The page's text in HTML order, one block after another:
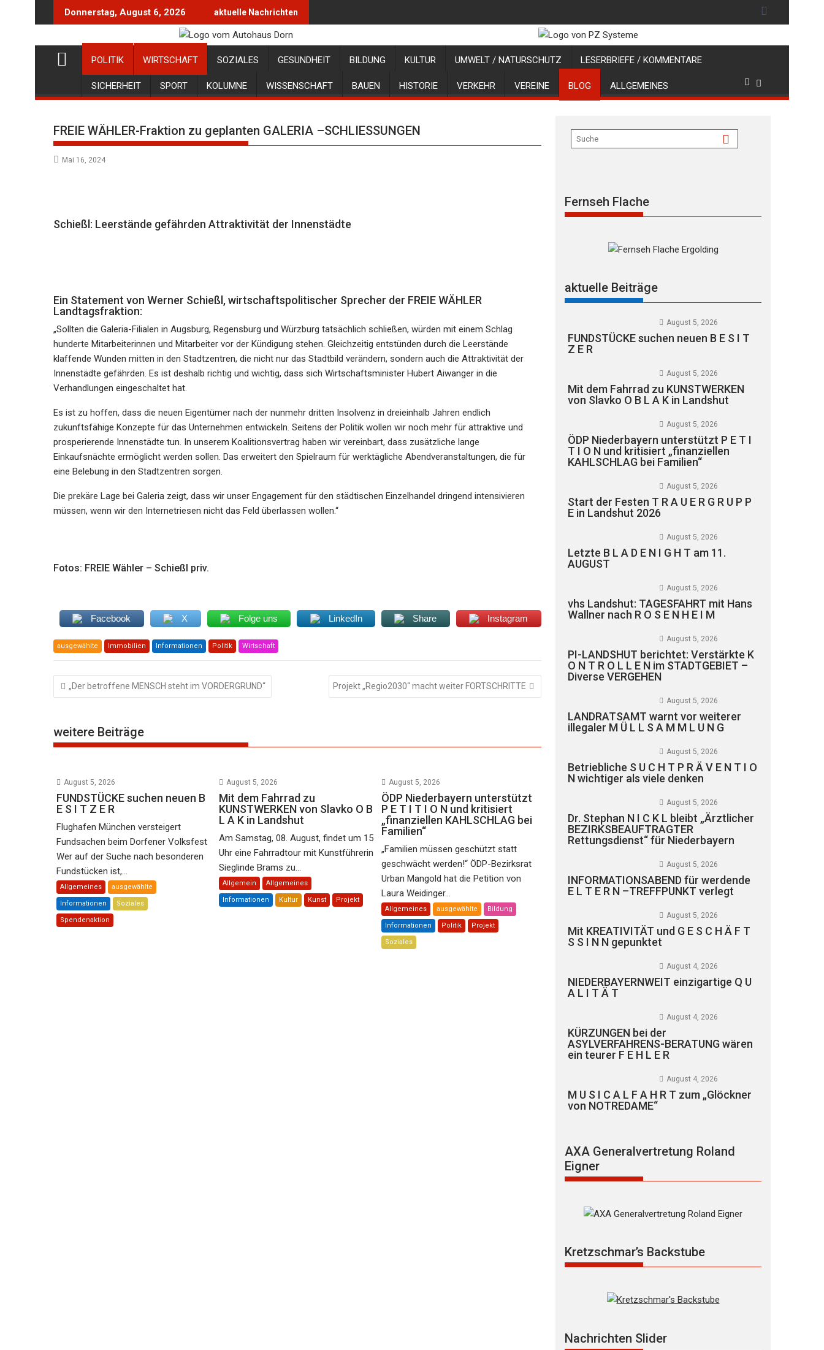
Donnerstag, August 6, 2026 aktuelle Nachrichten
POLITIK WIRTSCHAFT SOZIALES GESUNDHEIT BILDUNG KULTUR UMWELT / NATURSCHUTZ LESERBRIEFE / KOMMENTARE
SICHERHEIT SPORT KOLUMNE WISSENSCHAFT BAUEN HISTORIE VERKEHR VEREINE BLOG ALLGEMEINES
FREIE WÄHLER-Fraktion zu geplanten GALERIA –SCHLIESSUNGEN
Mai 16, 2024
Schießl: Leerstände gefährden Attraktivität der Innenstädte
Ein Statement von Werner Schießl, wirtschaftspolitischer Sprecher der FREIE WÄHLER
Landtagsfraktion:
„Sollten die Galeria-Filialen in Augsburg, Regensburg und Würzburg tatsächlich schließen, würden mit einem Schlag
hunderte Mitarbeiterinnen und Mitarbeiter vor der Kündigung stehen. Gleichzeitig entstünden durch die Leerstände
klaffende Wunden mitten in den Stadtzentren, die nicht nur das Stadtbild verändern, sondern auch die Attraktivität der
Innenstädte gefährden. Es ist deshalb richtig und wichtig, dass sich Wirtschaftsminister Hubert Aiwanger in die
Verhandlungen eingeschaltet hat.
Es ist zu hoffen, dass die neuen Eigentümer nach der nunmehr dritten Insolvenz in dreieinhalb Jahren endlich
zukunftsfähige Konzepte für das Unternehmen entwickeln. Seitens der Politik wollen wir noch mehr für attraktive und
prosperierende Innenstädte tun. In unserem Koalitionsvertrag haben wir vereinbart, dass zusätzliche lange
Einkaufsnächte ermöglicht werden sollen. Das erweitert den Spielraum für werktägliche Abendveranstaltungen, die für
eine Belebung in den Stadtzentren sorgen.
Die prekäre Lage bei Galeria zeigt, dass wir unser Engagement für den städtischen Einzelhandel dringend intensivieren
müssen, wenn wir den Internetriesen nicht das Feld überlassen wollen.“
Fotos: FREIE Wähler – Schießl priv.
Facebook X Folge uns LinkedIn Share Instagram
ausgewählte Immobilien Informationen Politik Wirtschaft
Beitragsnavigation
„Der betroffene MENSCH steht im VORDERGRUND“ Projekt „Regio2030“ macht weiter FORTSCHRITTE
weitere Beiträge
August 5, 2026
FUNDSTÜCKE suchen neuen B
E S I T Z E R
Flughafen München versteigert
Fundsachen beim Dorfener Volksfest
Wer auf der Suche nach besonderen
Fundstücken ist,...
Allgemeines ausgewählte
Informationen Soziales
Spendenaktion
August 5, 2026
Mit dem Fahrrad zu
KUNSTWERKEN von Slavko O B
L A K in Landshut
Am Samstag, 08. August, findet um 15
Uhr eine Fahrradtour mit Kunstführerin
Sieglinde Brams zu...
Allgemein Allgemeines
Informationen Kultur Kunst Projekt
August 5, 2026
ÖDP Niederbayern unterstützt
P E T I T I O N und kritisiert
„finanziellen KAHLSCHLAG bei
Familien“
„Familien müssen geschützt statt
geschwächt werden!“ ÖDP-Bezirksrat
Urban Mangold hat die Petition von
Laura Weidinger...
Allgemeines ausgewählte Bildung
Informationen Politik Projekt
Soziales
Fernseh Flache
aktuelle Beiträge
August 5, 2026
FUNDSTÜCKE suchen neuen B E S I T
Z E R
August 5, 2026
Mit dem Fahrrad zu KUNSTWERKEN
von Slavko O B L A K in Landshut
August 5, 2026
ÖDP Niederbayern unterstützt P E T I
T I O N und kritisiert „finanziellen
KAHLSCHLAG bei Familien“
August 5, 2026
Start der Festen T R A U E R G R U P P
E in Landshut 2026
August 5, 2026
Letzte B L A D E N I G H T am 11.
AUGUST
August 5, 2026
vhs Landshut: TAGESFAHRT mit Hans
Wallner nach R O S E N H E I M
August 5, 2026
PI-LANDSHUT berichtet: Verstärkte K
O N T R O L L E N im STADTGEBIET –
Diverse VERGEHEN
August 5, 2026
LANDRATSAMT warnt vor weiterer
illegaler M Ü L L S A M M L U N G
August 5, 2026
Betriebliche S U C H T P R Ä V E N T I O
N wichtiger als viele denken
August 5, 2026
Dr. Stephan N I C K L bleibt „Ärztlicher
BEZIRKSBEAUFTRAGTER
Rettungsdienst“ für Niederbayern
August 5, 2026
INFORMATIONSABEND für werdende
E L T E R N –TREFFPUNKT verlegt
August 5, 2026
Mit KREATIVITÄT und G E S C H Ä F T
S S I N N gepunktet
August 4, 2026
NIEDERBAYERNWEIT einzigartige Q U
A L I T Ä T
August 4, 2026
KÜRZUNGEN bei der
ASYLVERFAHRENS-BERATUNG wären
ein teurer F E H L E R
August 4, 2026
M U S I C A L F A H R T zum „Glöckner
von NOTREDAME“
AXA Generalvertretung Roland
Eigner
Kretzschmar’s Backstube
Nachrichten Slider